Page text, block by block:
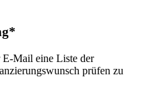
E-Mail eine Liste der
prüfen zu